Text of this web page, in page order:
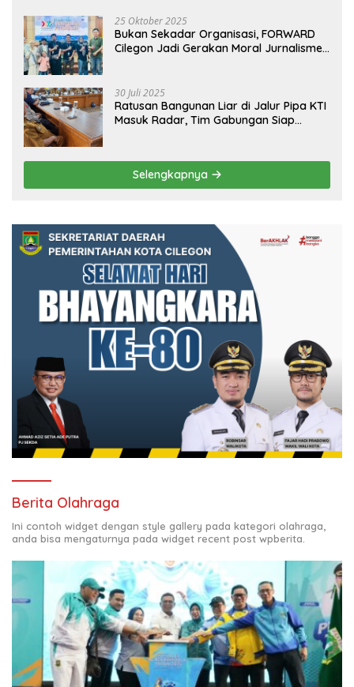
25 Oktober 2025
Bukan Sekadar Organisasi, FORWARD
Cilegon Jadi Gerakan Moral Jurnalisme
30 Juli 2025
Ratusan Bangunan Liar di Jalur Pipa KTI
Masuk Radar, Tim Gabungan Siap
Selengkapnya
Berita Olahraga
Ini contoh widget dengan style gallery pada kategori olahraga,
anda bisa mengaturnya pada widget recent post wpberita.